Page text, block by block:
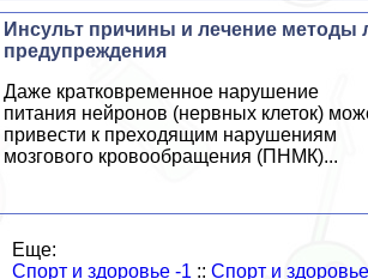
Инсульт причины и лечение методы
предупреждения
Даже кратковременное нарушение
питания нейронов (нервных клеток)
привести к преходящим нарушениям
мозгового кровообращения (ПНМК)...
Еще:
Спорт и здоровье -1 :: Спорт и